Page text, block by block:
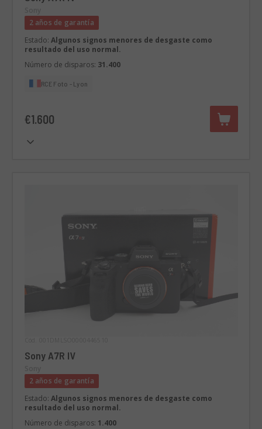
2 años de garantía
Estado: Algunos signos menores de desgaste como
resultado del uso normal.
Número de disparos: 31.400
RCE Foto - Lyon
€1.600
Sony A7R IV
2 años de garantía
Estado: Algunos signos menores de desgaste como
resultado del uso normal.
Número de disparos: 1.400